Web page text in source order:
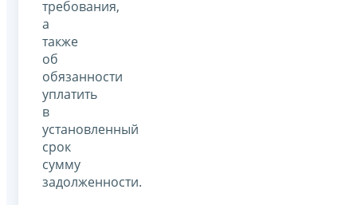
требования,
а
также
об
обязанности
уплатить
в
установленный
срок
сумму
задолженности.